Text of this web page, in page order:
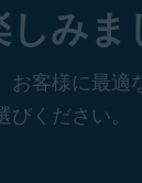
みま
お客様に最適
びください。